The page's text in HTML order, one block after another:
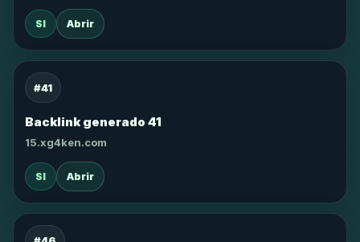
SI Abrir
#41
Backlink generado 41
15.xg4ken.com
SI Abrir